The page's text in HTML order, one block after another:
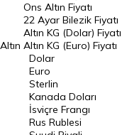
Döviz Kuru
Dolar Kuru
Euro Kuru
Pound Kuru
Frank Kuru
Riyal Kuru
Altın
Ons Altın Fiyatı
22 Ayar Bilezik Fiyatı
Altın KG (Dolar) Fiyatı
Altın KG (Euro) Fiyatı
Dolar
Euro
Sterlin
Kanada Doları
İsviçre Frangı
Rus Rublesi